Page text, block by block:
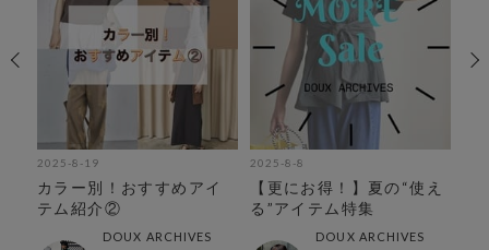
2025-8-19
カラー別！おすすめアイ
テム紹介②
DOUX ARCHIVES
2025-8-8
【更にお得！】夏の“使え
る”アイテム特集
DOUX ARCHIVES